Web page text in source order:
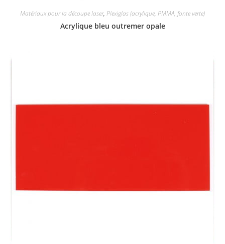
Matériaux pour la découpe laser, Plexiglas (acrylique, PMMA, fonte verte)
Acrylique bleu outremer opale